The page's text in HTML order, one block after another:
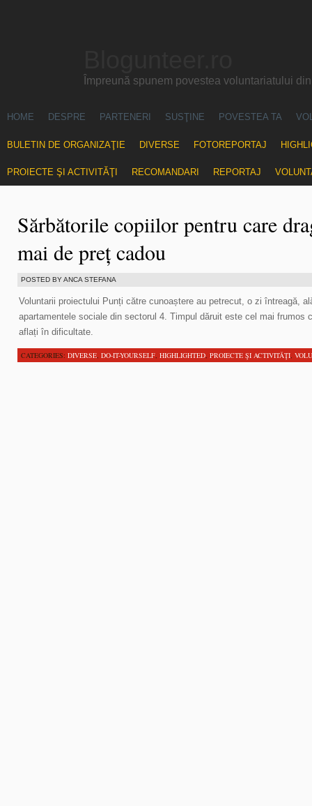
Împreună spunem povestea voluntariatului
HOME DESPRE PARTENERI SUSŢINE POVESTEA TA
BULETIN DE ORGANIZAŢIE DIVERSE FOTOREPORTAJ
PROIECTE ŞI ACTIVITĂŢI RECOMANDARI REPORTAJ
Sărbătorile copiilor pentru care
mai de preț cadou
POSTED BY ANCA STEFANA
Voluntarii proiectului Punți către cunoaștere au petrecut, o zi întreagă,
apartamentele sociale din sectorul 4. Timpul dăruit este cel mai frumos
aflați în dificultate.
CATEGORIES: DIVERSE, DO-IT-YOURSELF, HIGHLIGHTED, PROIECTE ŞI ACTIVITĂŢI,